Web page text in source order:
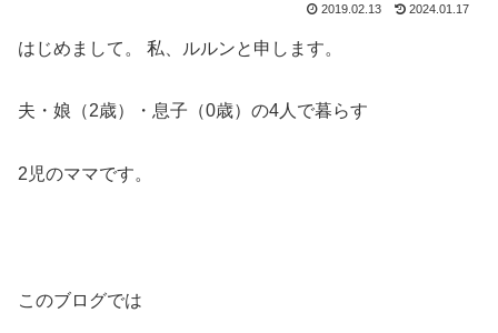
2019.02.13 2024.01.17
はじめまして。 私、ルルンと申します。
夫・娘（2歳）・息子（0歳）の4人で暮らす
2児のママです。
このブログでは